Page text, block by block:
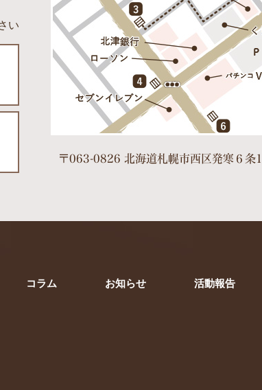
い
〒063-0826 北海道札幌市西区発寒６条
コラム お知らせ 活動報告